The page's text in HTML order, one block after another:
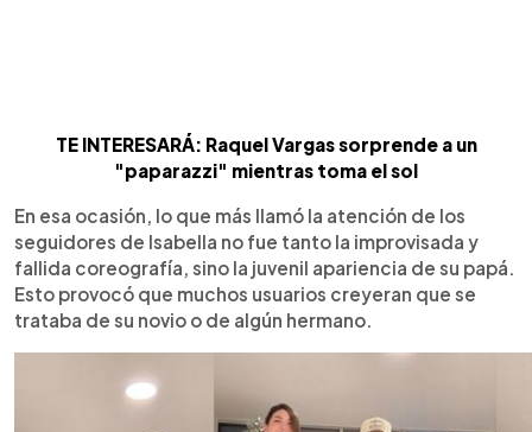
TE INTERESARÁ: Raquel Vargas sorprende a un
"paparazzi" mientras toma el sol
En esa ocasión, lo que más llamó la atención de los
seguidores de Isabella no fue tanto la improvisada y
fallida coreografía, sino la juvenil apariencia de su papá.
Esto provocó que muchos usuarios creyeran que se
trataba de su novio o de algún hermano.